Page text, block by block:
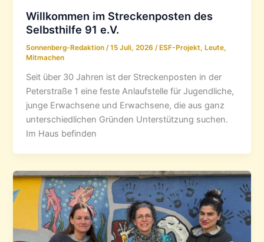
Willkommen im Streckenposten des
Selbsthilfe 91 e.V.
Sonnenberg-Redaktion/15 Juli, 2026/ ESF-Projekt, Leute,
Mitmachen
Seit über 30 Jahren ist der Streckenposten in der
Peterstraße 1 eine feste Anlaufstelle für Jugendliche,
junge Erwachsene und Erwachsene, die aus ganz
unterschiedlichen Gründen Unterstützung suchen.
Im Haus befinden